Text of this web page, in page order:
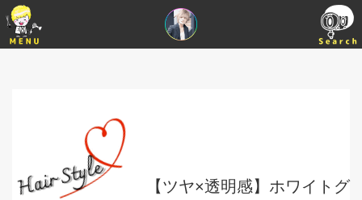
【ツヤ×透明感】ホワイトグ